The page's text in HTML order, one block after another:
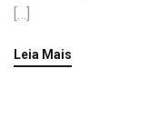
[…]
Leia Mais